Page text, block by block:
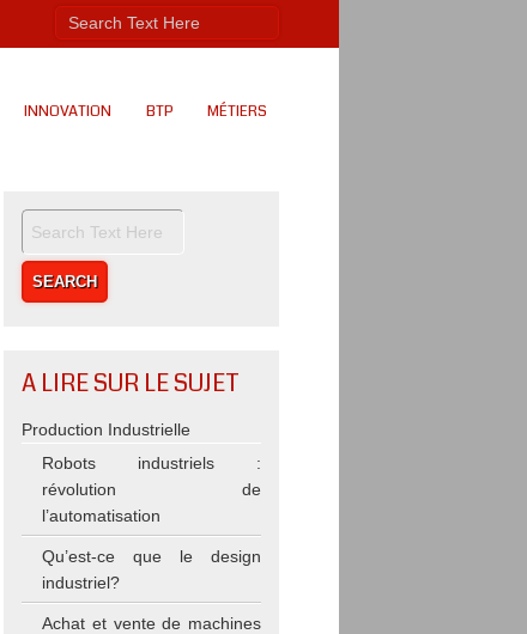
INNOVATION BTP MÉTIERS
A LIRE SUR LE SUJET
Production Industrielle
Robots industriels :
révolution de
l’automatisation
Qu’est-ce que le design
industriel?
Achat et vente de machines